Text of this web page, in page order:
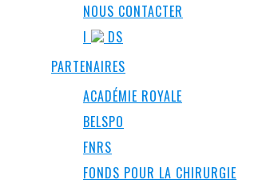
NOUS CONTACTER
I
DS
PARTENAIRES
ACADÉMIE ROYALE
BELSPO
FNRS
FONDS POUR LA CHIRURGIE